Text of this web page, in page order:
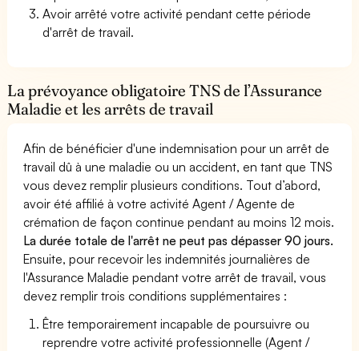
Avoir arrêté votre activité pendant cette période
d'arrêt de travail.
La prévoyance obligatoire TNS de l’Assurance
Maladie et les arrêts de travail
Afin de bénéficier d'une indemnisation pour un arrêt de
travail dû à une maladie ou un accident, en tant que TNS
vous devez remplir plusieurs conditions. Tout d’abord,
avoir été affilié à votre activité Agent / Agente de
crémation de façon continue pendant au moins 12 mois.
La durée totale de l'arrêt ne peut pas dépasser 90 jours.
Ensuite, pour recevoir les indemnités journalières de
l'Assurance Maladie pendant votre arrêt de travail, vous
devez remplir trois conditions supplémentaires :
Être temporairement incapable de poursuivre ou
reprendre votre activité professionnelle (Agent /